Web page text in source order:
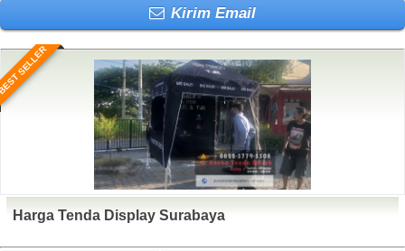
Kirim Email
SELLER
Harga Tenda Display Surabaya